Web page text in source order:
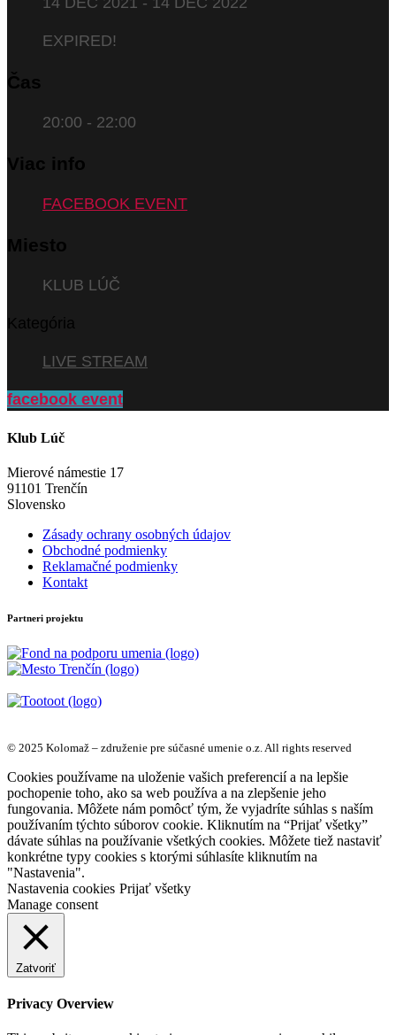
EXPIRED!
Čas
20:00 - 22:00
Viac info
FACEBOOK EVENT
Miesto
KLUB LÚČ
Kategória
LIVE STREAM
facebook event
Klub Lúč
Mierové námestie 17
91101 Trenčín
Slovensko
Zásady ochrany osobných údajov
Obchodné podmienky
Reklamačné podmienky
Kontakt
Partneri projektu
© 2025 Kolomaž – združenie pre súčasné umenie o.z. All rights reserved
Cookies používame na uloženie vašich preferencií a na lepšie
pochopenie toho, ako sa web používa a na zlepšenie jeho
fungovania. Môžete nám pomôcť tým, že vyjadríte súhlas s naším
používaním týchto súborov cookie. Kliknutím na “Prijať všetky”
dávate súhlas na používanie všetkých cookies. Môžete tiež nastaviť
konkrétne typy cookies s ktorými súhlasíte kliknutím na
"Nastavenia".
Nastavenia cookies Prijať všetky
Manage consent
Zatvoriť
Privacy Overview